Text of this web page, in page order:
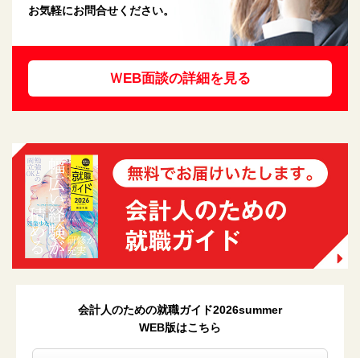
お気軽にお問合せください。
ＷEB面談の詳細を見る
会計人のための就職ガイド2026summer
WEB版はこちら